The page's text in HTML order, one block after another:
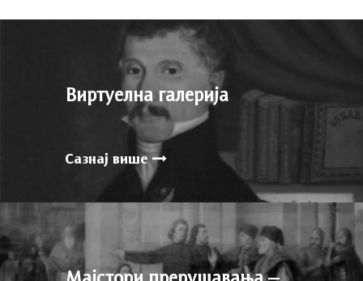
Виртуелна галерија
Сазнај више